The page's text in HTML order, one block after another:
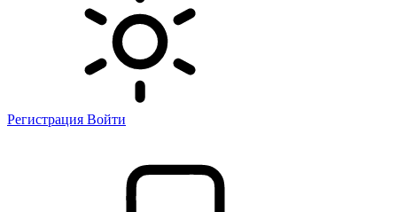
Регистрация Войти